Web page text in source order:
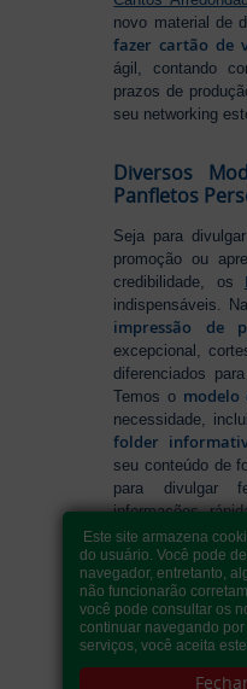
novo material de
fazer cartão de
ágil, contando
prazos de
seu networking
Diversos
Panfletos
Seja para
promoção ou
credibilidade, os
indispensáveis.
impressão de
excepcional,
diferenciados
Temos o modelo
necessidade,
folder
seu conteúdo de
para divulgar
informações
dúvidas sobre
com nossa
para criar um
destaca.
qualidade
comunicação a
Este site armazena
do usuário. Você pode
navegador, entretanto,
não funcionarão
você pode consultar os
continuar navegando
serviços, você aceita